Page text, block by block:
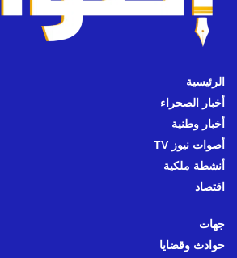
الرئيسية
أخبار الصحراء
أخبار وطنية
أصوات نيوز TV
أنشطة ملكية
اقتصاد
جهات
حوادث وقضايا